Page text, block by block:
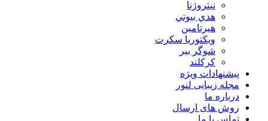
نیتروژنا
هدي بيوتي
هیرتامین
ویکتوریا سکرت
شوگر بير
کرکلند
پیشنهادات ویژه
مجله زیبایی لنور
درباره ما
روش های ارسال
تماس با ما